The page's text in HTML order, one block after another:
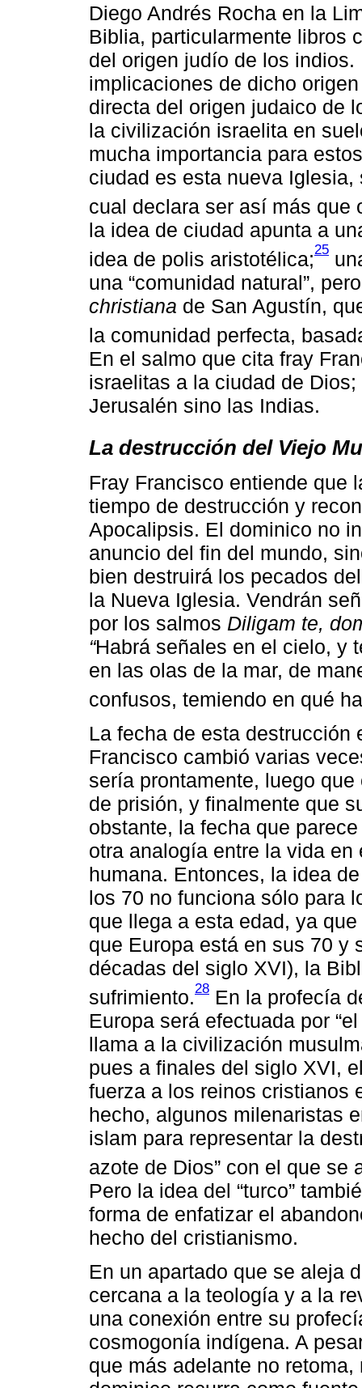
Diego Andrés Rocha en la
Biblia, particularmente libros
del origen judío de los
implicaciones de dicho
directa del origen judaico de
la civilización israelita en
mucha importancia para
ciudad es esta nueva
cual declara ser así más que
la idea de ciudad apunta a
idea de polis aristotélica;25
una “comunidad natural”,
christiana de San Agustín,
la comunidad perfecta,
En el salmo que cita fray
israelitas a la ciudad de
Jerusalén sino las Indias.
La destrucción del Viejo
Fray Francisco entiende que
tiempo de destrucción y
Apocalipsis. El dominico no
anuncio del fin del mundo,
bien destruirá los pecados
la Nueva Iglesia. Vendrán
por los salmos Diligam te,
“Habrá señales en el cielo, y
en las olas de la mar, de
confusos, temiendo en qué
La fecha de esta destrucción
Francisco cambió varias
sería prontamente, luego
de prisión, y finalmente que
obstante, la fecha que
otra analogía entre la vida
humana. Entonces, la idea
los 70 no funciona sólo para
que llega a esta edad, ya
que Europa está en sus 70 y
décadas del siglo XVI), la
sufrimiento.28 En la profecía
Europa será efectuada por
llama a la civilización
pues a finales del siglo XVI,
fuerza a los reinos cristianos
hecho, algunos milenaristas
islam para representar la
azote de Dios” con el que
Pero la idea del “turco”
forma de enfatizar el
hecho del cristianismo.
En un apartado que se aleja
cercana a la teología y a la
una conexión entre su
cosmogonía indígena. A
que más adelante no